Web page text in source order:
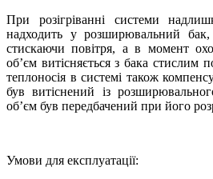
При розігріванні системи
надходить у розширювальний
стискаючи повітря, а в момент
об’єм витісняється з бака стислим
теплоносія в системі також
був витіснений із
об’єм був передбачений при його
Умови для експлуатації: